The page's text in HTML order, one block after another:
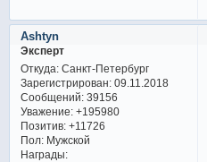
Ashtyn
Эксперт
Откуда:Санкт-Петербург
Зарегистрирован: 09.11.2018
Сообщений:39156
Уважение: +195980
Позитив: +11726
Пол:Мужской
Награды: